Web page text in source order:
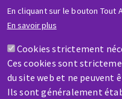
En cliquant sur le bouton
En savoir plus
Cookies strictement
Ces cookies sont
du site web et ne peuvent
Ils sont généralement
AIDE
Une question ?